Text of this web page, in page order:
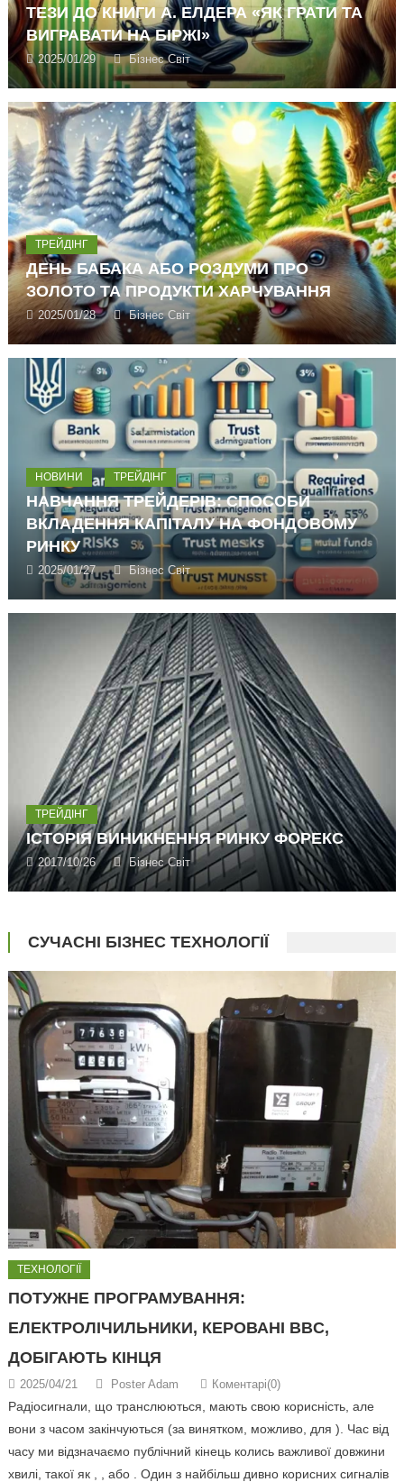
ТЕЗИ ДО КНИГИ А. ЕЛДЕРА «ЯК ГРАТИ ТА
ВИГРАВАТИ НА БІРЖІ»
2025/01/29 Бізнес Світ
ТРЕЙДІНГ
ДЕНЬ БАБАКА АБО РОЗДУМИ ПРО
ЗОЛОТО ТА ПРОДУКТИ ХАРЧУВАННЯ
2025/01/28 Бізнес Світ
НОВИНИ ТРЕЙДІНГ
НАВЧАННЯ ТРЕЙДЕРІВ: СПОСОБИ
ВКЛАДЕННЯ КАПІТАЛУ НА ФОНДОВОМУ
РИНКУ
2025/01/27 Бізнес Світ
ТРЕЙДІНГ
ІСТОРІЯ ВИНИКНЕННЯ РИНКУ ФОРЕКС
2017/10/26 Бізнес Світ
СУЧАСНІ БІЗНЕС ТЕХНОЛОГІЇ
ТЕХНОЛОГІЇ
ПОТУЖНЕ ПРОГРАМУВАННЯ:
ЕЛЕКТРОЛІЧИЛЬНИКИ, КЕРОВАНІ BBC,
ДОБІГАЮТЬ КІНЦЯ
2025/04/21 Poster Adam Коментарі(0)
Радіосигнали, що транслюються, мають свою корисність, але
вони з часом закінчуються (за винятком, можливо, для ). Час від
часу ми відзначаємо публічний кінець колись важливої довжини
хвилі, такої як , , або . Один з найбільш дивно корисних сигналів